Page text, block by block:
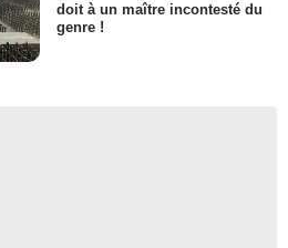
doit à un maître incontesté du
genre !